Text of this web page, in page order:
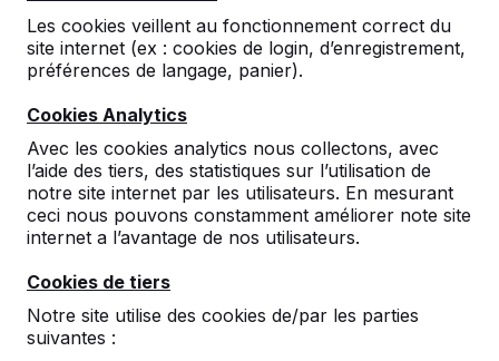
Les cookies veillent au fonctionnement correct du
site internet (ex : cookies de login, d’enregistrement,
préférences de langage, panier).
Cookies Analytics
Avec les cookies analytics nous collectons, avec
l’aide des tiers, des statistiques sur l’utilisation de
notre site internet par les utilisateurs. En mesurant
ceci nous pouvons constamment améliorer note site
internet a l’avantage de nos utilisateurs.
Cookies de tiers
Notre site utilise des cookies de/par les parties
suivantes :
Contact
HeBlad France
72 rue de Lessard
76100 Rouen
France
02 78 84 0187
info@HeBlad.fr